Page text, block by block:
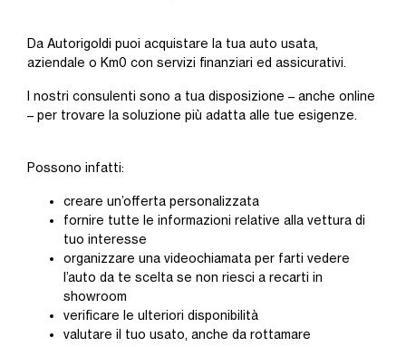
Da Autorigoldi puoi acquistare la tua auto usata,
aziendale o Km0 con servizi finanziari ed assicurativi.
I nostri consulenti sono a tua disposizione – anche online
– per trovare la soluzione più adatta alle tue esigenze.
Possono infatti:
creare un’offerta personalizzata
fornire tutte le informazioni relative alla vettura di
tuo interesse
organizzare una videochiamata per farti vedere
l’auto da te scelta se non riesci a recarti in
showroom
verificare le ulteriori disponibilità
valutare il tuo usato, anche da rottamare